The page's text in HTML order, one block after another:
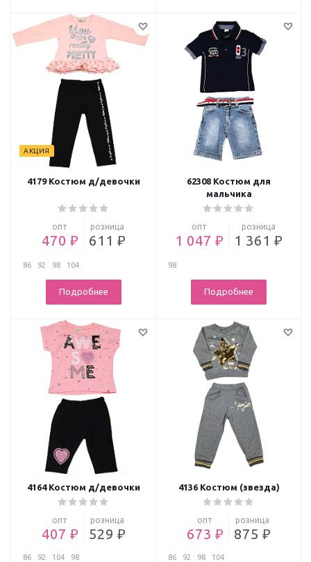
АКЦИЯ
4179 Костюм д/девочки
опт
470 ₽
розница
611 ₽
86 92 98 104
Подробнее
62308 Костюм для
мальчика
опт
1 047 ₽
розница
1 361 ₽
98
Подробнее
4164 Костюм д/девочки
опт
407 ₽
розница
529 ₽
86 92 104 98
4136 Костюм (звезда)
опт
673 ₽
розница
875 ₽
86 92 98 104